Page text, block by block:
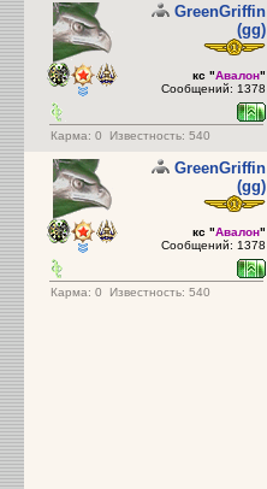
GreenGriffin
(gg)
кс "Авалон"
Сообщений: 1378
Карма: 0 Известность: 540
GreenGriffin
(gg)
кс "Авалон"
Сообщений: 1378
Карма: 0 Известность: 540